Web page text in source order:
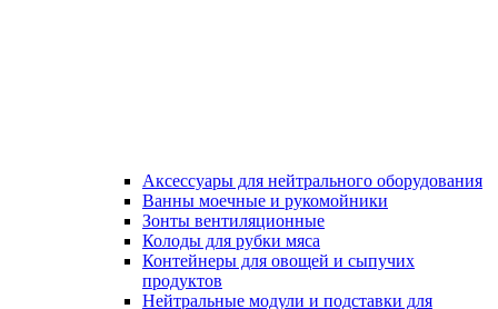
Аксессуары для нейтрального оборудования
Ванны моечные и рукомойники
Зонты вентиляционные
Колоды для рубки мяса
Контейнеры для овощей и сыпучих
продуктов
Нейтральные модули и подставки для